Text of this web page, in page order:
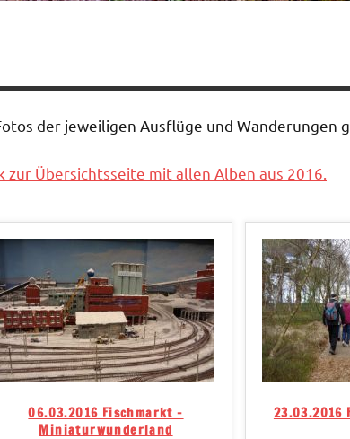
der jeweiligen Ausflüge und Wanderungen
Übersichtsseite mit allen Alben aus 2016.
06.03.2016 Fischmarkt -
Miniaturwunderland
23.03.2016